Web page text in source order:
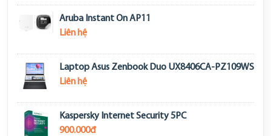
Aruba Instant On AP11
Liên hệ
Laptop Asus Zenbook Duo UX8406CA-PZ109WS
Liên hệ
Kaspersky Internet Security 5PC
900.000đ